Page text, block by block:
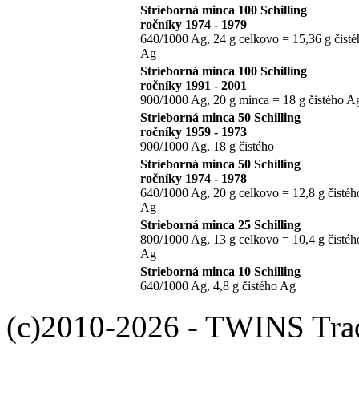
Strieborná minca 100 Schilling
ročníky 1974 - 1979
640/1000 Ag, 24 g celkovo = 15,36 g
Ag
Strieborná minca 100 Schilling
ročníky 1991 - 2001
900/1000 Ag, 20 g minca = 18 g čistého
Strieborná minca 50 Schilling
ročníky 1959 - 1973
900/1000 Ag, 18 g čistého
Strieborná minca 50 Schilling
ročníky 1974 - 1978
640/1000 Ag, 20 g celkovo = 12,8 g
Ag
Strieborná minca 25 Schilling
800/1000 Ag, 13 g celkovo = 10,4 g
Ag
Strieborná minca 10 Schilling
640/1000 Ag, 4,8 g čistého Ag
(c)2010-2026 - TWINS